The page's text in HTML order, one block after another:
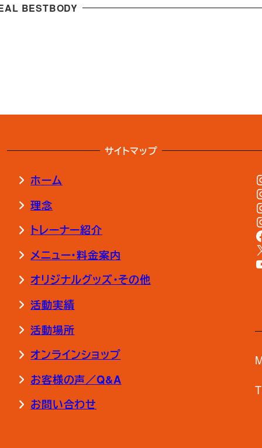
BESTBODY
サイトマップ
ホーム
理念
トレーナー紹介
メニュー・料金案内
オリジナルグッズ・その他
活動実績
活動場所
オンラインショップ
お客様の声／Q&A
お問い合わせ